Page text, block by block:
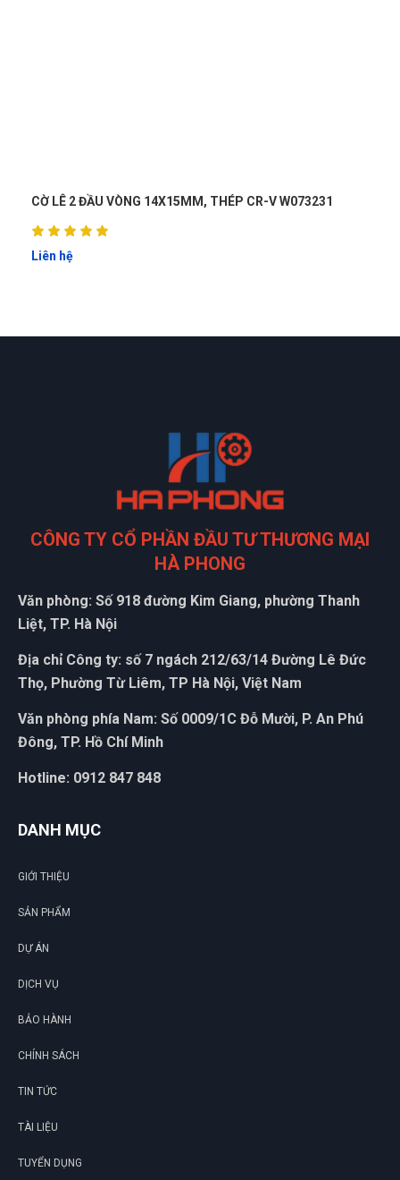
CỜ LÊ CÂN LỰC ĐẦU 1/2" DẢI ĐO TỪ 65-350NM
Liên hệ
CÔNG TY CỔ PHẦN ĐẦU TƯ THƯƠNG MẠI
HÀ PHONG
Văn phòng: Số 918 đường Kim Giang, phường Thanh
Liệt, TP. Hà Nội
Địa chỉ Công ty: số 7 ngách 212/63/14 Đường Lê Đức
Thọ, Phường Từ Liêm, TP Hà Nội, Việt Nam
Văn phòng phía Nam: Số 0009/1C Đỗ Mười, P. An Phú
Đông, TP. Hồ Chí Minh
Hotline: 0912 847 848
DANH MỤC
GIỚI THIỆU
SẢN PHẨM
DỰ ÁN
DỊCH VỤ
BẢO HÀNH
CHÍNH SÁCH
TIN TỨC
TÀI LIỆU
TUYỂN DỤNG